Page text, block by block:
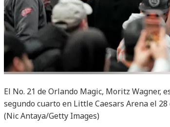
El No. 21 de Orlando Magic, Moritz Wagner,
segundo cuarto en Little Caesars Arena el
(Nic Antaya/Getty Images)